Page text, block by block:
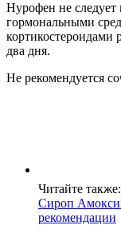
Нурофен не следует
гормональными
кортикостероидами
два дня.
Не рекомендуется
Читайте также:
Сироп
рекомендации